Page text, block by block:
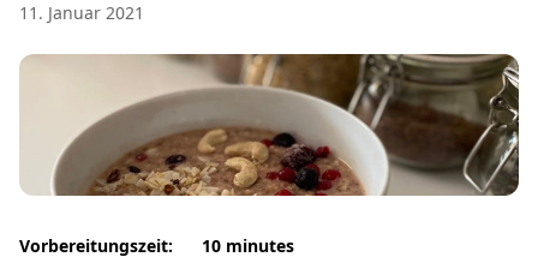
11. Januar 2021
Vorbereitungszeit:
10 minutes